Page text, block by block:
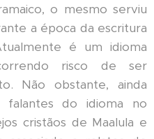
o mesmo serviu
a época da escritura
é um idioma
risco de ser
Não obstante, ainda
falantes do idioma no
cristãos de Maalula e